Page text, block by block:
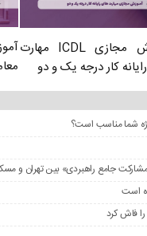
آموزش مجازی ICDL مهارت
کار درجه یک و دو
شما مناسب است؟
مشارکت جامع راهبردی» بین تهران و
است
فاش کرد